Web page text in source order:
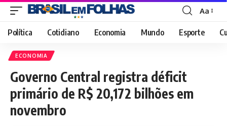
Font
Resizer
Aa
Política Cotidiano Economia Mundo Esporte
ECONOMIA
Governo Central registra déficit
primário de R$ 20,172 bilhões em
novembro